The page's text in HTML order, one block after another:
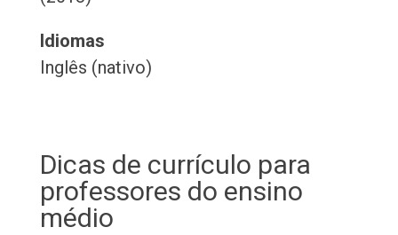
Idiomas
Inglês (nativo)
Dicas de currículo para
professores do ensino
médio